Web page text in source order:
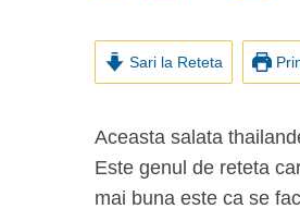
Sari la Reteta
Aceasta salata thailandeza de vita si legume este Keto, Paleo, Whole30 si nu contine gluten.
Este genul de reteta
mai buna este ca se